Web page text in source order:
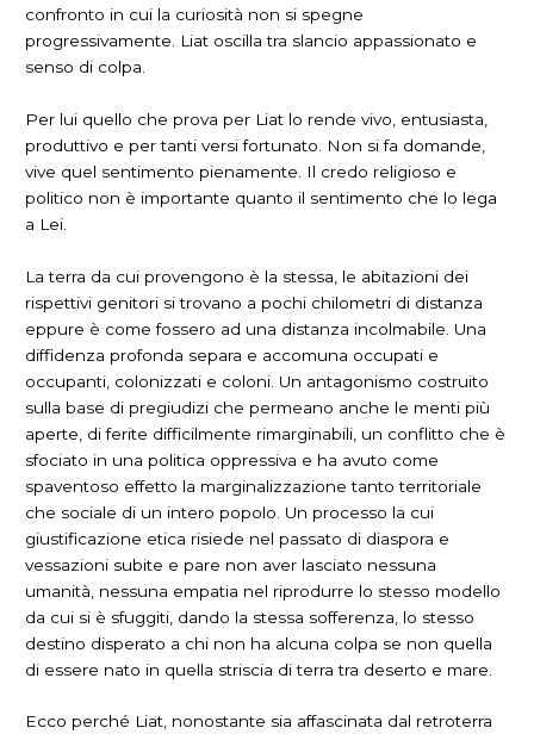
confronto in cui la curiosità non si spegne
progressivamente. Liat oscilla tra slancio appassionato e
senso di colpa.
Per lui quello che prova per Liat lo rende vivo, entusiasta,
produttivo e per tanti versi fortunato. Non si fa domande,
vive quel sentimento pienamente. Il credo religioso e
politico non è importante quanto il sentimento che lo lega
a Lei.
La terra da cui provengono è la stessa, le abitazioni dei
rispettivi genitori si trovano a pochi chilometri di distanza
eppure è come fossero ad una distanza incolmabile. Una
diffidenza profonda separa e accomuna occupati e
occupanti, colonizzati e coloni. Un antagonismo costruito
sulla base di pregiudizi che permeano anche le menti più
aperte, di ferite difficilmente rimarginabili, un conflitto che è
sfociato in una politica oppressiva e ha avuto come
spaventoso effetto la marginalizzazione tanto territoriale
che sociale di un intero popolo. Un processo la cui
giustificazione etica risiede nel passato di diaspora e
vessazioni subite e pare non aver lasciato nessuna
umanità, nessuna empatia nel riprodurre lo stesso modello
da cui si è sfuggiti, dando la stessa sofferenza, lo stesso
destino disperato a chi non ha alcuna colpa se non quella
di essere nato in quella striscia di terra tra deserto e mare.
Ecco perché Liat, nonostante sia affascinata dal retroterra